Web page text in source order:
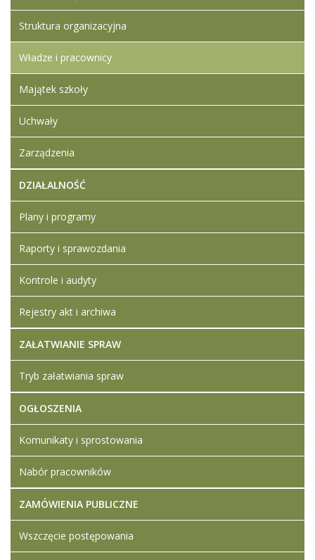
Struktura organizacyjna
Władze i pracownicy
Majątek szkoły
Uchwały
Zarządzenia
DZIAŁALNOŚĆ
Plany i programy
Raporty i sprawozdania
Kontrole i audyty
Rejestry akt i archiwa
ZAŁATWIANIE SPRAW
Tryb załatwiania spraw
OGŁOSZENIA
Komunikaty i sprostowania
Nabór pracowników
ZAMÓWIENIA PUBLICZNE
Wszczęcie postępowania